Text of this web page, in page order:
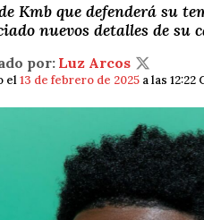
Kmb que defenderá su
nuevos detalles de su
por:Luz Arcos
el13 de febrero de 2025 a las 12:22